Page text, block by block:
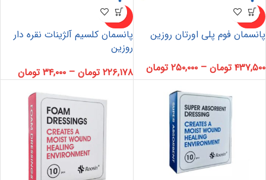
ناموجو
د
پانسمان فوم پلی اورتان روزین
۴۳۷,۵۰۰ تومان – ۲۵۰,۰۰۰ تومان
ناموجو
د
پانسمان کلسیم آلژینات نقره دار
روزین
۲۲۶,۱۷۸ تومان – ۳۴,۰۰۰ تومان